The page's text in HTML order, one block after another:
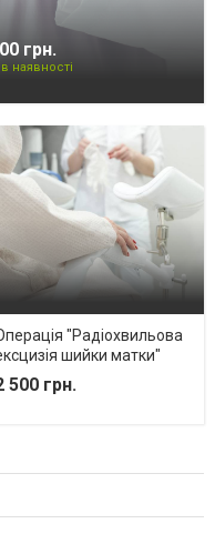
грн.
наявності
"Радіохвильова
шийки матки"
500 грн.